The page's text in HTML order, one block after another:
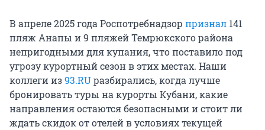
В апреле 2025 года Роспотребнадзор признал 141
пляж Анапы и 9 пляжей Темрюкского района
непригодными для купания, что поставило под
угрозу курортный сезон в этих местах. Наши
коллеги из93.RUразбирались, когда лучше
бронировать туры на курорты Кубани, какие
направления остаются безопасными и стоит ли
ждать скидок от отелей в условиях текущей